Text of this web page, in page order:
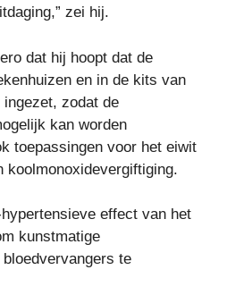
zei hij.
dat hij hoopt dat de
en in de kits van
zodat de
kan worden
toepassingen voor het eiwit
koolmonoxidevergiftiging.
effect van het
kunstmatige
te